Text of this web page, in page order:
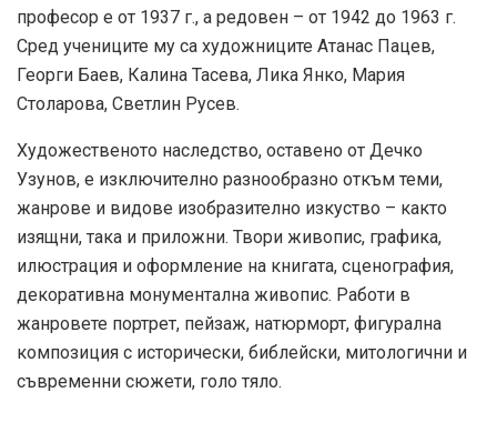
професор е от 1937 г., а редовен – от 1942 до 1963 г.
Сред учениците му са художниците Атанас Пацев,
Георги Баев, Калина Тасева, Лика Янко, Мария
Столарова, Светлин Русев.
Художественото наследство, оставено от Дечко
Узунов, е изключително разнообразно откъм теми,
жанрове и видове изобразително изкуство – както
изящни, така и приложни. Твори живопис, графика,
илюстрация и оформление на книгата, сценография,
декоративна монументална живопис. Работи в
жанровете портрет, пейзаж, натюрморт, фигурална
композиция с исторически, библейски, митологични и
съвременни сюжети, голо тяло.